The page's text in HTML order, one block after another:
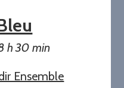
h 30 min
Ensemble